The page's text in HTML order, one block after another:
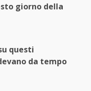
giorno della
questi
da tempo